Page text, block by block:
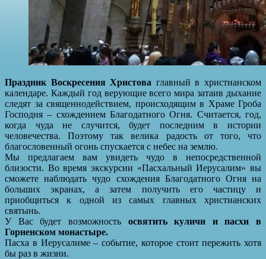
Праздник Воскресения Христова главный в христианском
календаре. Каждый год верующие всего мира затаив дыхание
следят за священнодействием, происходящим в Храме Гроба
Господня – схождением Благодатного Огня. Считается, год,
когда чуда не случится, будет последним в истории
человечества. Поэтому так велика радость от того, что
благословенный огонь спускается с небес на землю.
Мы предлагаем вам увидеть чудо в непосредственной
близости. Во время экскурсии «Пасхальный Иерусалим» вы
сможете наблюдать чудо схождения Благодатного Огня на
больших экранах, а затем получить его частицу и
приобщиться к одной из самых главных христианских
святынь.
У Вас будет возможность освятить куличи и пасхи в
Горненском монастыре.
Пасха в Иерусалиме – событие, которое стоит пережить хотя
бы раз в жизни.